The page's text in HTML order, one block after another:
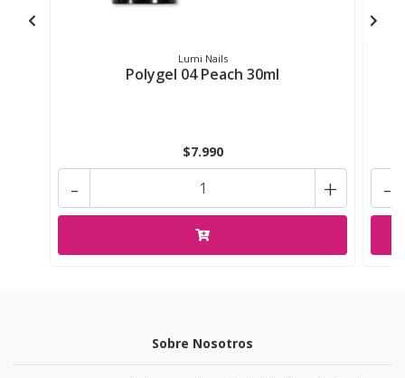
Lumi Nails
Polygel 04 Peach 30ml
$7.990
+
- -
Sobre Nosotros